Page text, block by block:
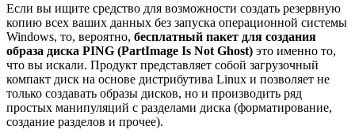
Если вы ищите средство для возможности создать резервную
копию всех ваших данных без запуска операционной системы
Windows, то, вероятно, бесплатный пакет для создания
образа диска PING (PartImage Is Not Ghost) это именно то,
что вы искали. Продукт представляет собой загрузочный
компакт диск на основе дистрибутива Linux и позволяет не
только создавать образы дисков, но и производить ряд
простых манипуляций с разделами диска (форматирование,
создание разделов и прочее).